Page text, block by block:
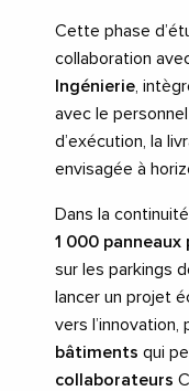
Cette phase
collaboration
Ingénierie ,
avec le
d’exécution, la
envisagée à
Dans la
1 000
sur les parkings
lancer un projet
vers l’innovation,
bâtiments qui
collaborateurs